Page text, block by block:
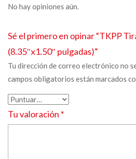
No hay opiniones aún.
Sé el primero en opinar “TKPP
(8.35″x1.50″ pulgadas)”
Tu dirección de correo electrónico no
campos obligatorios están marcados
Tu valoración *